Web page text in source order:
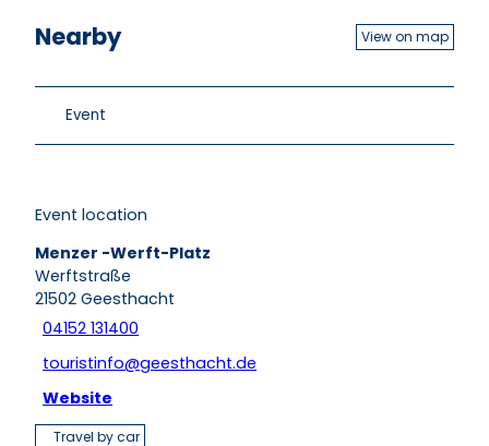
Nearby View on map
Event
Event location
Menzer -Werft-Platz
Werftstraße
21502 Geesthacht
04152 131400
touristinfo@geesthacht.de
Website
Travel by car